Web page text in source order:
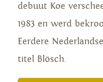
debuut Koe
1983 en werd
Eerdere
titel Blösch.